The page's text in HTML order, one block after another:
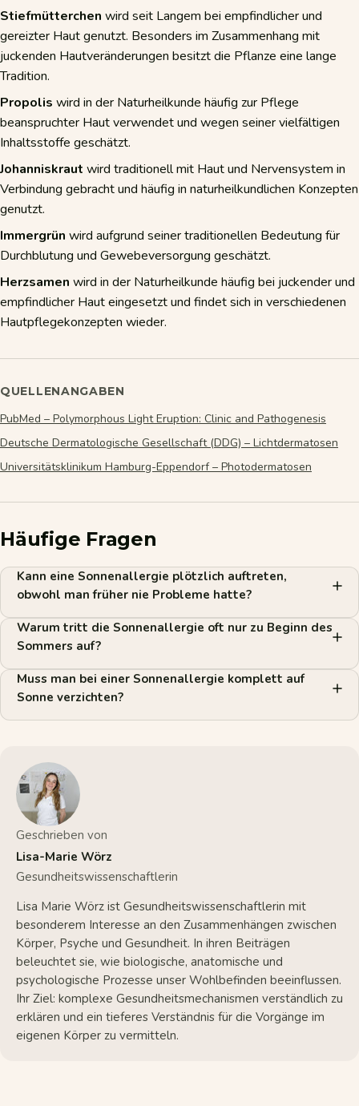
Stiefmütterchen wird seit Langem bei empfindlicher und
gereizter Haut genutzt. Besonders im Zusammenhang mit
juckenden Hautveränderungen besitzt die Pflanze eine lange
Tradition.
Propolis wird in der Naturheilkunde häufig zur Pflege
beanspruchter Haut verwendet und wegen seiner vielfältigen
Inhaltsstoffe geschätzt.
Johanniskraut wird traditionell mit Haut und Nervensystem in
Verbindung gebracht und häufig in naturheilkundlichen Konzepten
genutzt.
Immergrün wird aufgrund seiner traditionellen Bedeutung für
Durchblutung und Gewebeversorgung geschätzt.
Herzsamen wird in der Naturheilkunde häufig bei juckender und
empfindlicher Haut eingesetzt und findet sich in verschiedenen
Hautpflegekonzepten wieder.
Häufige Fragen
Kann eine Sonnenallergie plötzlich auftreten,
obwohl man früher nie Probleme hatte?
Warum tritt die Sonnenallergie oft nur zu Beginn des
Sommers auf?
Muss man bei einer Sonnenallergie komplett auf
Sonne verzichten?
QUELLENANGABEN
PubMed – Polymorphous Light Eruption: Clinic and Pathogenesis
Deutsche Dermatologische Gesellschaft (DDG) – Lichtdermatosen
Universitätsklinikum Hamburg-Eppendorf – Photodermatosen
Geschrieben von
Lisa-Marie Wörz
Gesundheitswissenschaftlerin
Lisa Marie Wörz ist Gesundheitswissenschaftlerin mit
besonderem Interesse an den Zusammenhängen zwischen
Körper, Psyche und Gesundheit. In ihren Beiträgen
beleuchtet sie, wie biologische, anatomische und
psychologische Prozesse unser Wohlbefinden beeinflussen.
Ihr Ziel: komplexe Gesundheitsmechanismen verständlich zu
erklären und ein tieferes Verständnis für die Vorgänge im
eigenen Körper zu vermitteln.